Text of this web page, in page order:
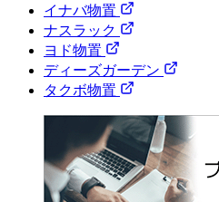
イナバ物置
ナスラック
ヨド物置
ディーズガーデン
タクボ物置